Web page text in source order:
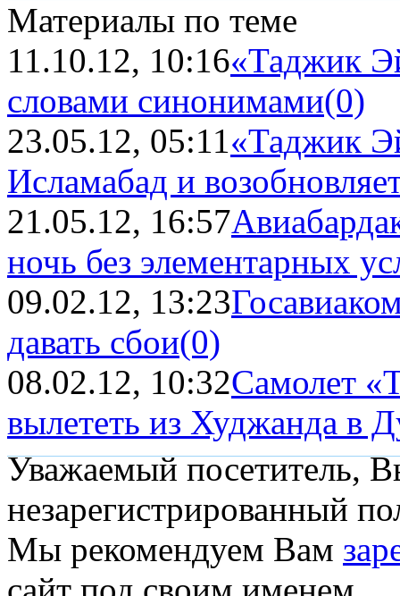
Материалы по теме
11.10.12, 10:16«Таджик
словами синонимами(0)
23.05.12, 05:11«Таджик
Исламабад и
21.05.12, 16:57
ночь без элементарных
09.02.12, 13:23
давать сбои(0)
08.02.12, 10:32Самолет
вылететь из Худжанда в
Уважаемый посетитель,
незарегистрированный
Мы рекомендуем Вам